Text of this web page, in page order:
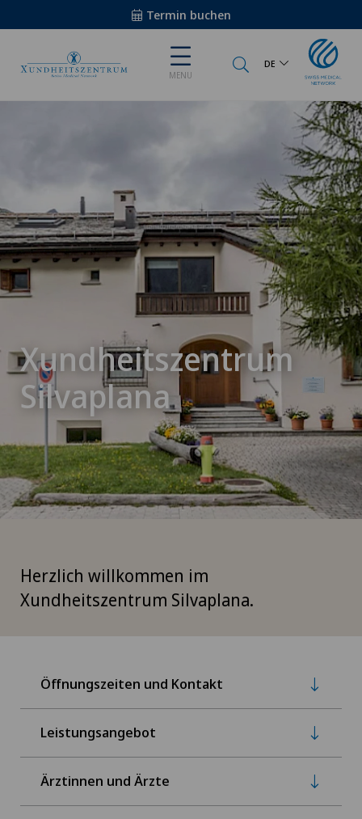
Termin buchen
MENU
DE
Xundheitszentrum
Silvaplana
Herzlich willkommen im
Xundheitszentrum Silvaplana.
Öffnungszeiten und Kontakt
Leistungsangebot
Ärztinnen und Ärzte